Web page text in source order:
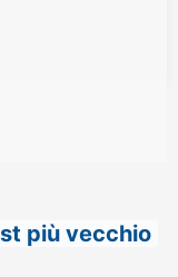
più vecchio